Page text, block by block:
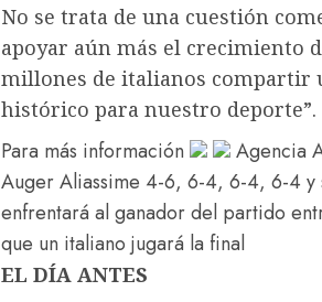
No se trata de una cuestión
apoyar aún más el crecimiento
millones de italianos compartir
histórico para nuestro deporte”.
Para más información Agencia
Auger Aliassime 4-6, 6-4, 6-4, 6-4 y
enfrentará al ganador del partido
que un italiano jugará la final
EL DÍA ANTES